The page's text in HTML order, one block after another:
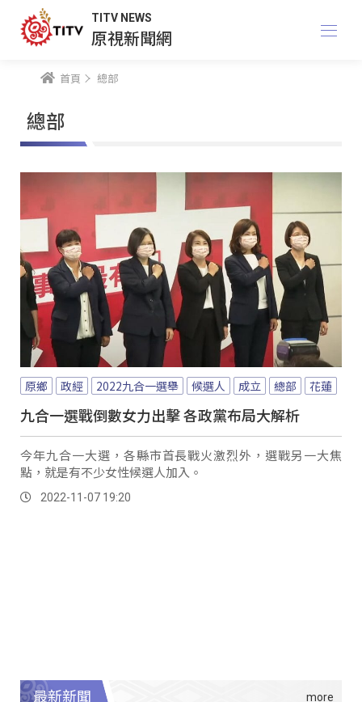
TITV NEWS
原視新聞網
首頁 總部
總部
原鄉 政經 2022九合一選舉 候選人 成立 總部 花蓮
九合一選戰倒數女力出擊 各政黨布局大解析
今年九合一大選，各縣市首長戰火激烈外，選戰另一大焦
點，就是有不少女性候選人加入。
2022-11-07 19:20
最新新聞